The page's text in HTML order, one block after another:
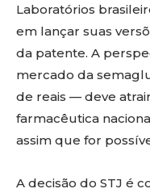
Laboratórios
em lançar suas
da patente. A
mercado da
de reais — deve
farmacêutica
assim que for
A decisão do STJ é